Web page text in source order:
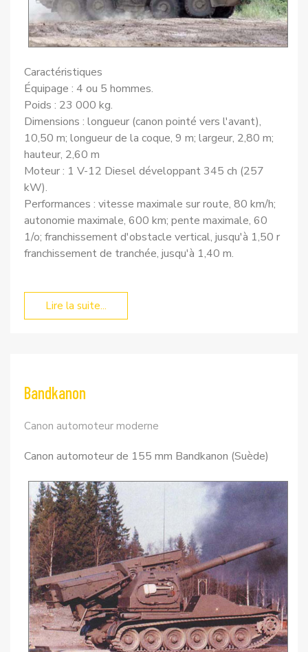
Caractéristiques
Équipage : 4 ou 5 hommes.
Poids : 23 000 kg.
Dimensions : longueur (canon pointé vers l'avant),
10,50 m; longueur de la coque, 9 m; largeur, 2,80 m;
hauteur, 2,60 m
Moteur : 1 V-12 Diesel développant 345 ch (257
kW).
Performances : vitesse maximale sur route, 80 km/h;
autonomie maximale, 600 km; pente maximale, 60
1/o; franchissement d'obstacle vertical, jusqu'à 1,50 r
franchissement de tranchée, jusqu'à 1,40 m.
Lire la suite...
Bandkanon
Canon automoteur moderne
Canon automoteur de 155 mm Bandkanon (Suède)